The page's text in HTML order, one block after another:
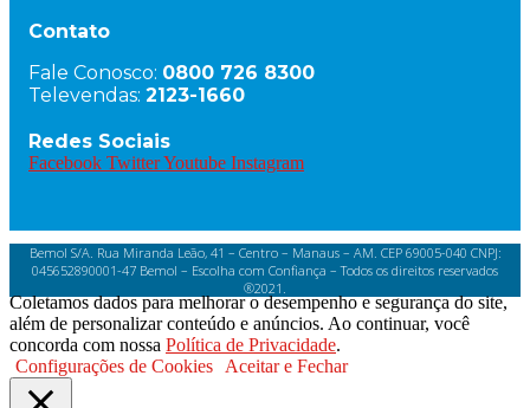
Contato
Fale Conosco: 0800 726 8300
Televendas: 2123-1660
Redes Sociais
Facebook TwitterYoutube Instagram
Bemol S/A. Rua Miranda Leão, 41 – Centro – Manaus – AM. CEP 69005-040 CNPJ:
045652890001-47 Bemol – Escolha com Confiança – Todos os direitos reservados
®2021.
Coletamos dados para melhorar o desempenho e segurança do site,
além de personalizar conteúdo e anúncios. Ao continuar, você
concorda com nossa Política de Privacidade.
Configurações de Cookies
Aceitar e Fechar